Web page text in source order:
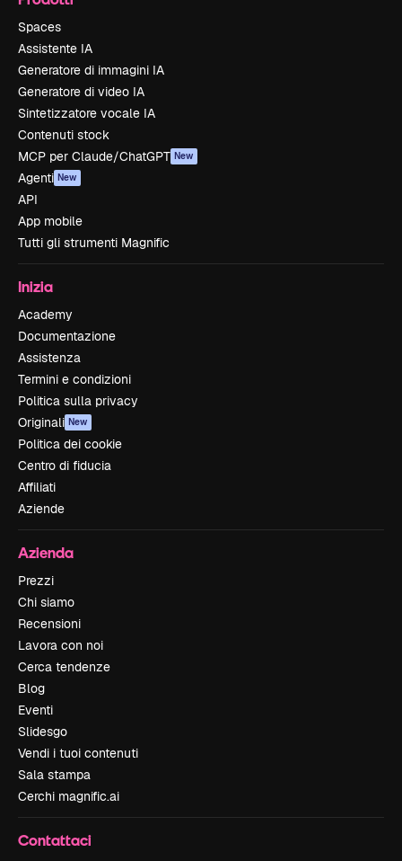
Spaces
Assistente IA
Generatore di immagini IA
Generatore di video IA
Sintetizzatore vocale IA
Contenuti stock
MCP per Claude/ChatGPT New
Agenti New
API
App mobile
Tutti gli strumenti Magnific
Inizia
Academy
Documentazione
Assistenza
Termini e condizioni
Politica sulla privacy
Originali New
Politica dei cookie
Centro di fiducia
Affiliati
Aziende
Azienda
Prezzi
Chi siamo
Recensioni
Lavora con noi
Cerca tendenze
Blog
Eventi
Slidesgo
Vendi i tuoi contenuti
Sala stampa
Cerchi magnific.ai
Contattaci